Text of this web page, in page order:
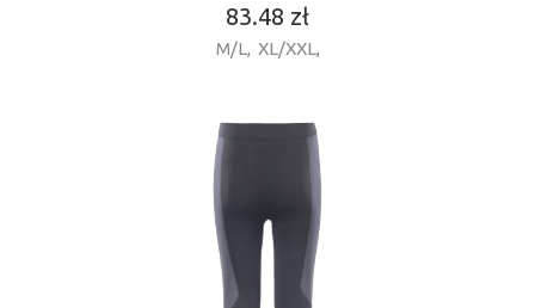
83.48 zł
M/L, XL/XXL,